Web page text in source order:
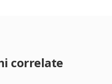
correlate